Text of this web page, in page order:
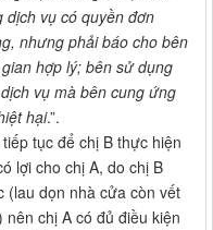
vụ có quyền đơn
nhưng phải báo cho bên
hợp lý; bên sử dụng
vụ mà bên cung ứng
hại.”.
tục để chị B thực hiện
lợi cho chị A, do chị B
(lau dọn nhà cửa còn vết
chị A có đủ điều kiện